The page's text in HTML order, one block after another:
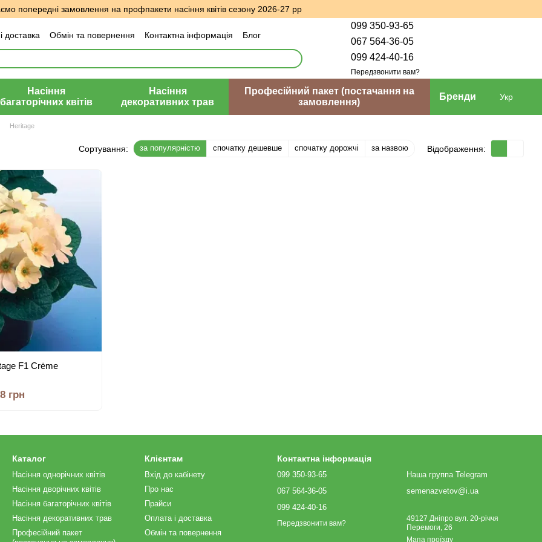
попередні замовлення на профпакети насіння квітів сезону 2026-27 рр
доставка Обмін та повернення Контактна інформація
Блог
про магазин
099 350-93-65
067 564-36-05
099 424-40-16
Передзвонити вам?
Насіння
багаторічних квітів
Насіння
декоративних трав
Професійний пакет (постачання на
замовлення)
Бренди Укр
Heritage
Сортування: за популярністю спочатку дешевше спочатку дорожчі за назвою Відображення:
F1 Crėme
грн
Каталог
Насіння однорічних квітів
Насіння дворічних квітів
Насіння багаторічних квітів
Насіння декоративних трав
Професійний пакет
Клієнтам
Вхід до кабінету
Про нас
Прайси
Оплата і доставка
Обмін та повернення
Контактна інформація
099 350-93-65
067 564-36-05
099 424-40-16
Передзвонити вам?
Наша группа Telegram
semenazvetov@i.ua
49127 Дніпро вул. 20-річчя
Перемоги, 26
Мапа проїзду